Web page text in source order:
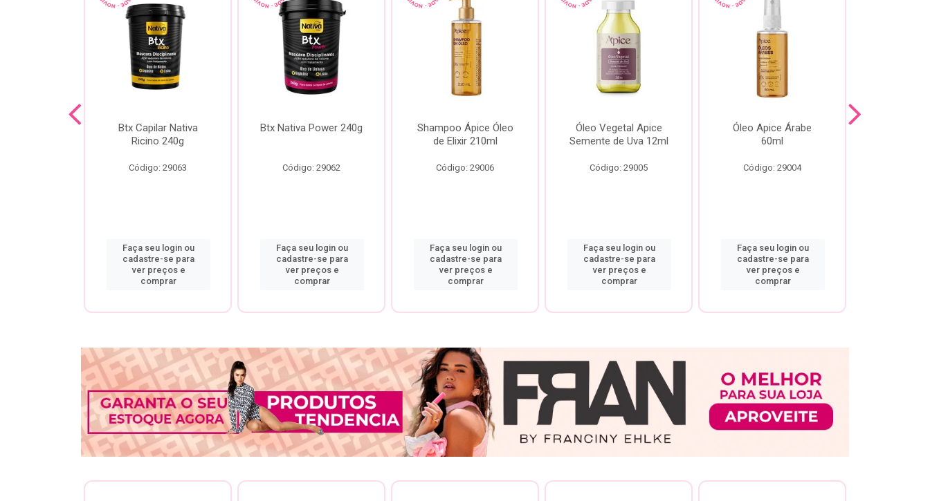
Btx Capilar Nativa
Ricino 240g
Código: 29063
Faça seu login ou
cadastre-se para
ver preços e
comprar
Btx Nativa Power 240g
Código: 29062
Faça seu login ou
cadastre-se para
ver preços e
comprar
Shampoo Ápice Óleo
de Elixir 210ml
Código: 29006
Faça seu login ou
cadastre-se para
ver preços e
comprar
Óleo Vegetal Apice
Semente de Uva 12ml
Código: 29005
Faça seu login ou
cadastre-se para
ver preços e
comprar
Óleo Apice Árabe
60ml
Código: 29004
Faça seu login ou
cadastre-se para
ver preços e
comprar